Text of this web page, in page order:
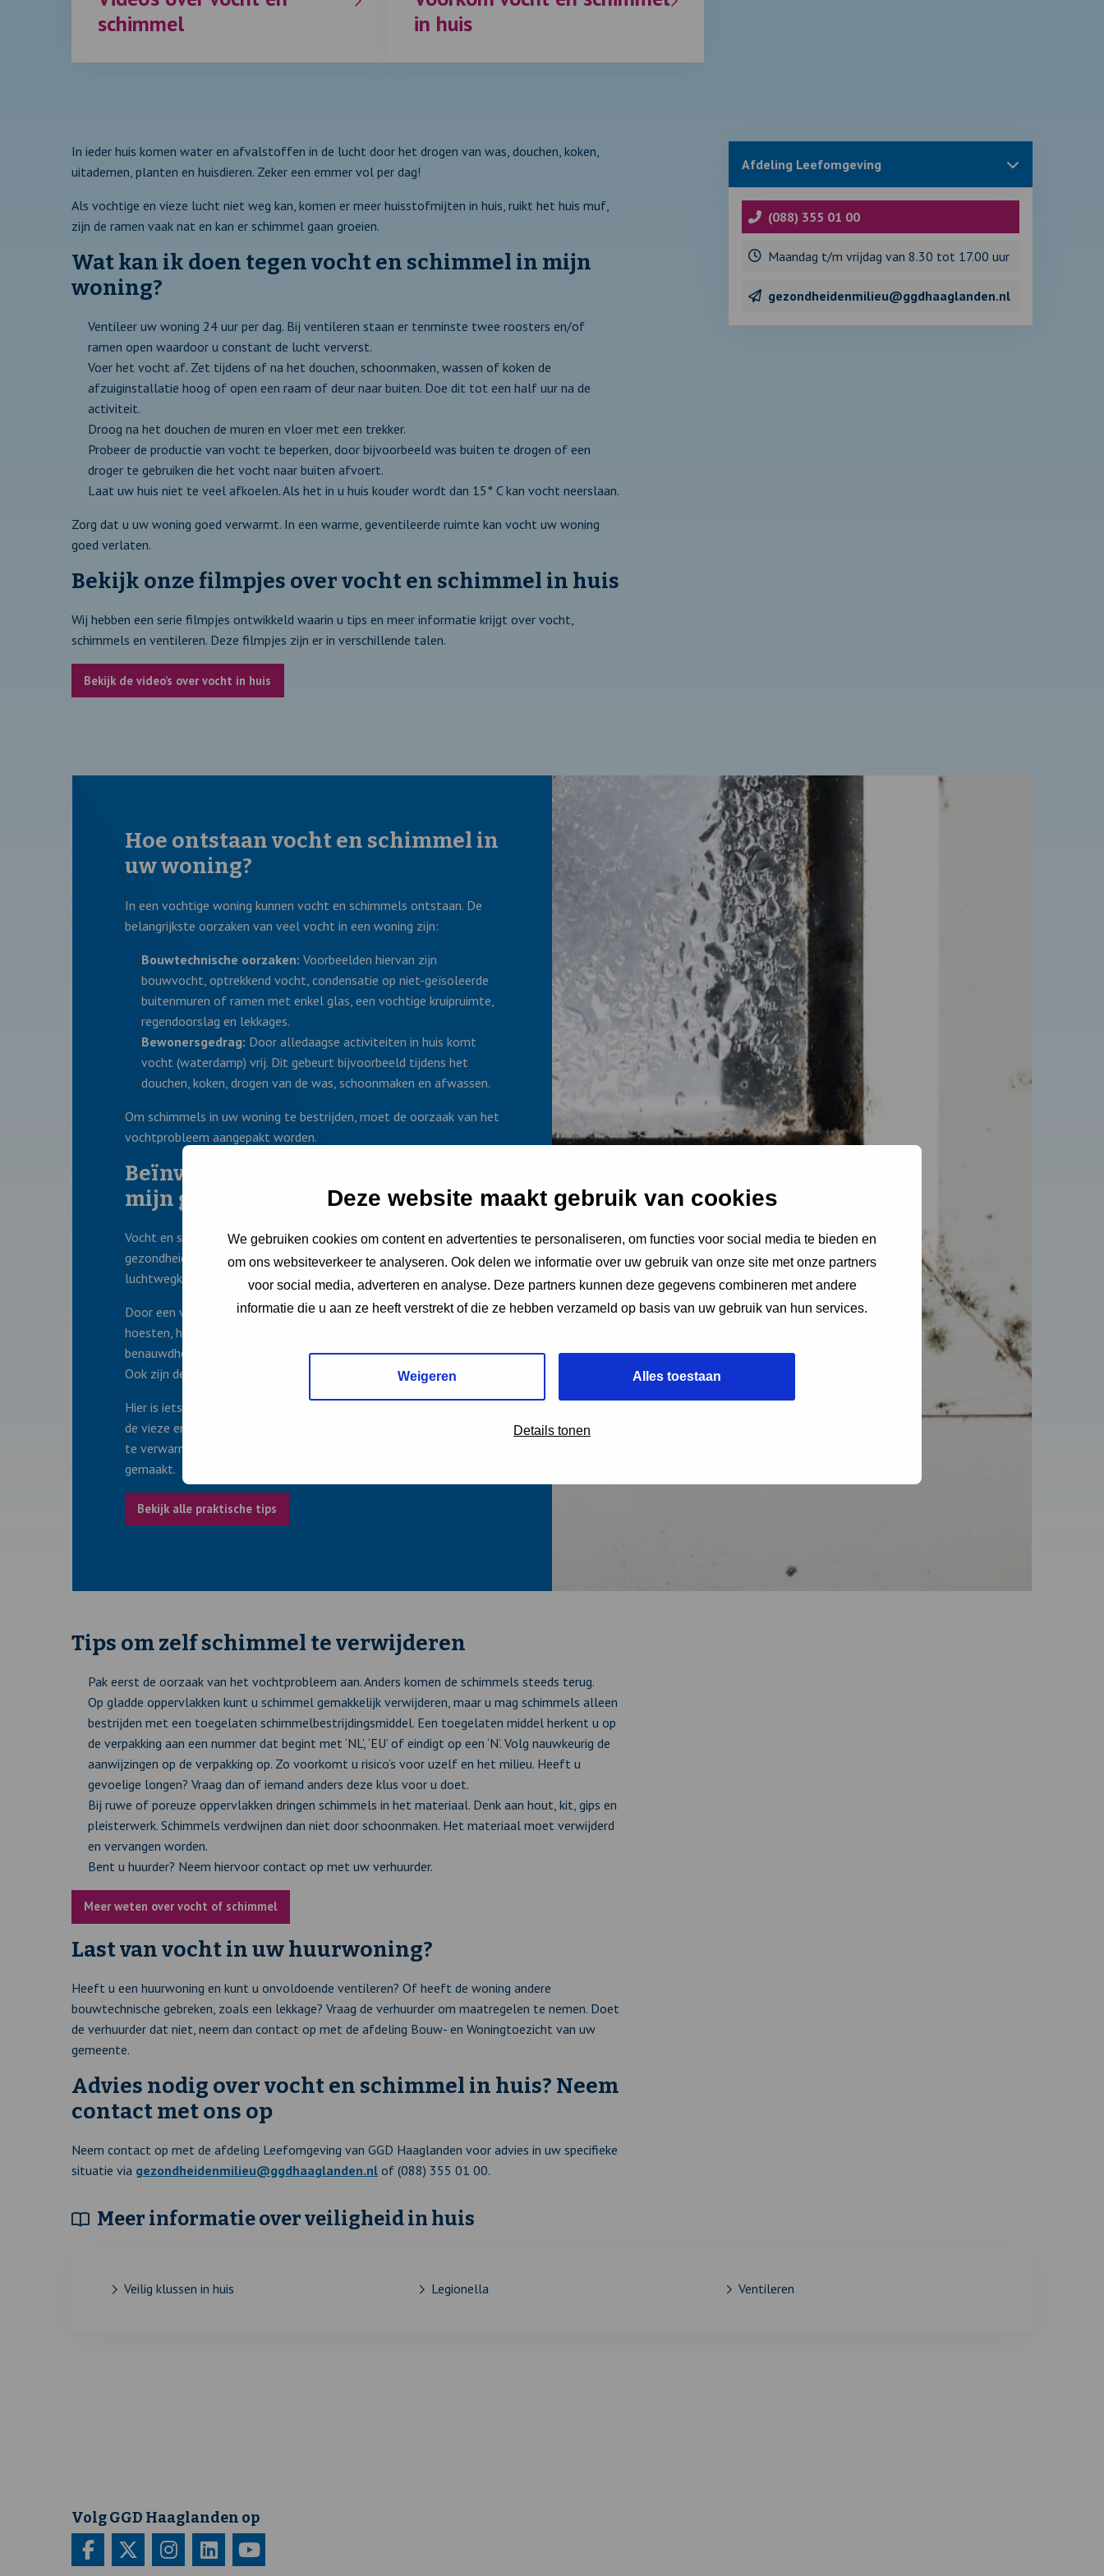
Deze website maakt gebruik van cookies
We gebruiken cookies om content en advertenties te personaliseren, om functies voor social media te bieden en
om ons websiteverkeer te analyseren. Ook delen we informatie over uw gebruik van onze site met onze partners
voor social media, adverteren en analyse. Deze partners kunnen deze gegevens combineren met andere
informatie die u aan ze heeft verstrekt of die ze hebben verzameld op basis van uw gebruik van hun services.
Weigeren Alles toestaan
Details tonen
schimmel
in huis
In ieder huis komen water en afvalstoffen in de lucht door het drogen van was, douchen, koken,
uitademen, planten en huisdieren. Zeker een emmer vol per dag!
Als vochtige en vieze lucht niet weg kan, komen er meer huisstofmijten in huis, ruikt het huis muf,
zijn de ramen vaak nat en kan er schimmel gaan groeien.
Wat kan ik doen tegen vocht en schimmel in mijn
woning?
Ventileer uw woning 24 uur per dag. Bij ventileren staan er tenminste twee roosters en/of
ramen open waardoor u constant de lucht ververst.
Voer het vocht af. Zet tijdens of na het douchen, schoonmaken, wassen of koken de
afzuiginstallatie hoog of open een raam of deur naar buiten. Doe dit tot een half uur na de
activiteit.
Droog na het douchen de muren en vloer met een trekker.
Probeer de productie van vocht te beperken, door bijvoorbeeld was buiten te drogen of een
droger te gebruiken die het vocht naar buiten afvoert.
Laat uw huis niet te veel afkoelen. Als het in u huis kouder wordt dan 15° C kan vocht neerslaan.
Zorg dat u uw woning goed verwarmt. In een warme, geventileerde ruimte kan vocht uw woning
goed verlaten.
Bekijk onze filmpjes over vocht en schimmel in huis
Wij hebben een serie filmpjes ontwikkeld waarin u tips en meer informatie krijgt over vocht,
schimmels en ventileren. Deze filmpjes zijn er in verschillende talen.
Bekijk de video’s over vocht in huis
Sluit
met
informatie
over
Afdeling Leefomgeving
(088) 355 01 00
Maandag t/m vrijdag van 8.30 tot 17.00 uur
gezondheidenmilieu@ggdhaaglanden.nl
Hoe ontstaan vocht en schimmel in
uw woning?
In een vochtige woning kunnen vocht en schimmels ontstaan. De
belangrijkste oorzaken van veel vocht in een woning zijn:
Bouwtechnische oorzaken: Voorbeelden hiervan zijn
bouwvocht, optrekkend vocht, condensatie op niet-geïsoleerde
buitenmuren of ramen met enkel glas, een vochtige kruipruimte,
regendoorslag en lekkages.
Bewonersgedrag: Door alledaagse activiteiten in huis komt
vocht (waterdamp) vrij. Dit gebeurt bijvoorbeeld tijdens het
douchen, koken, drogen van de was, schoonmaken en afwassen.
Om schimmels in uw woning te bestrijden, moet de oorzaak van het
vochtprobleem aangepakt worden.
Beïnvloeden vocht en schimmel
mijn gezondheid?
Vocht en schimmels zijn vaak niet de oorzaak van
gezondheidsklachten, maar kunnen astma en andere
luchtwegklachten wel verergeren.
Door een vochtige woning kunt u last krijgen van keelpijn, niezen en
hoesten, hoofdpijn, verstopte neus, piepende ademhaling en
benauwdheid. Bij mensen die allergisch zijn, krijgen vaker klachten.
Ook zijn de klachten dan heviger.
Hier is iets aan te doen. Door altijd frisse lucht in huis te laten, kan
de vieze en vochtige lucht weg. Ook helpt het om het huis genoeg
te verwarmen en te voorkomen dat er teveel vocht in huis wordt
gemaakt.
Bekijk alle praktische tips
Tips om zelf schimmel te verwijderen
Pak eerst de oorzaak van het vochtprobleem aan. Anders komen de schimmels steeds terug.
Op gladde oppervlakken kunt u schimmel gemakkelijk verwijderen, maar u mag schimmels alleen
bestrijden met een toegelaten schimmelbestrijdingsmiddel. Een toegelaten middel herkent u op
de verpakking aan een nummer dat begint met ‘NL’, ‘EU’ of eindigt op een ‘N’. Volg nauwkeurig de
aanwijzingen op de verpakking op. Zo voorkomt u risico’s voor uzelf en het milieu. Heeft u
gevoelige longen? Vraag dan of iemand anders deze klus voor u doet.
Bij ruwe of poreuze oppervlakken dringen schimmels in het materiaal. Denk aan hout, kit, gips en
pleisterwerk. Schimmels verdwijnen dan niet door schoonmaken. Het materiaal moet verwijderd
en vervangen worden.
Bent u huurder? Neem hiervoor contact op met uw verhuurder.
Meer weten over vocht of schimmel
Last van vocht in uw huurwoning?
Heeft u een huurwoning en kunt u onvoldoende ventileren? Of heeft de woning andere
bouwtechnische gebreken, zoals een lekkage? Vraag de verhuurder om maatregelen te nemen. Doet
de verhuurder dat niet, neem dan contact op met de afdeling Bouw- en Woningtoezicht van uw
gemeente.
Advies nodig over vocht en schimmel in huis? Neem
contact met ons op
Neem contact op met de afdeling Leefomgeving van GGD Haaglanden voor advies in uw specifieke
situatie via gezondheidenmilieu@ggdhaaglanden.nl of (088) 355 01 00.
Meer informatie over veiligheid in huis
Veilig klussen in huis Legionella Ventileren
Volg GGD Haaglanden op
Bezoek
Deze
Bezoek
Deze
Bezoek
Deze
Bezoek
Deze